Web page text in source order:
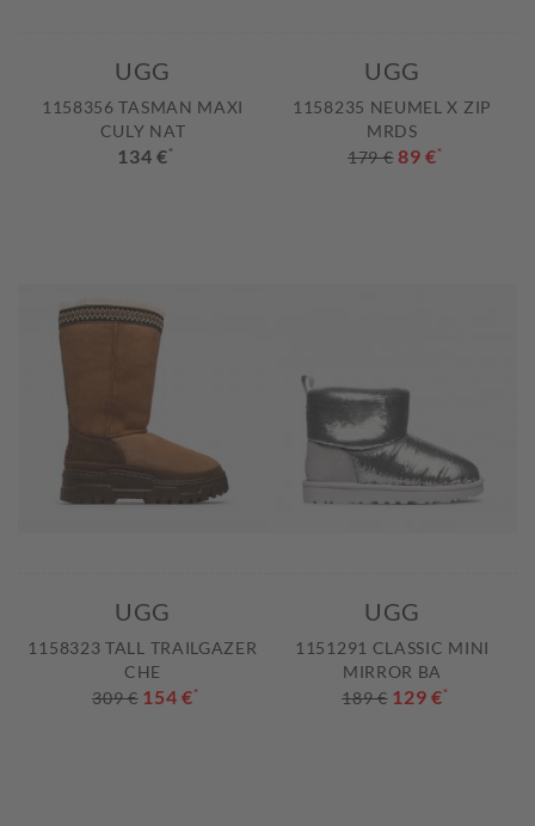
UGG
1158356 TASMAN MAXI
CULY NAT
134 €*
UGG
1158235 NEUMEL X ZIP
MRDS
179 € 89 €*
UGG
1158323 TALL TRAILGAZER
CHE
309 € 154 €*
UGG
1151291 CLASSIC MINI
MIRROR BA
189 € 129 €*